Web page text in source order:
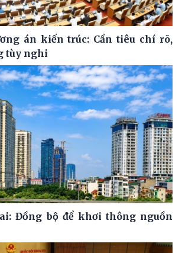
án kiến trúc: Cần tiêu chí rõ,
tùy nghi
Đồng bộ để khơi thông nguồn